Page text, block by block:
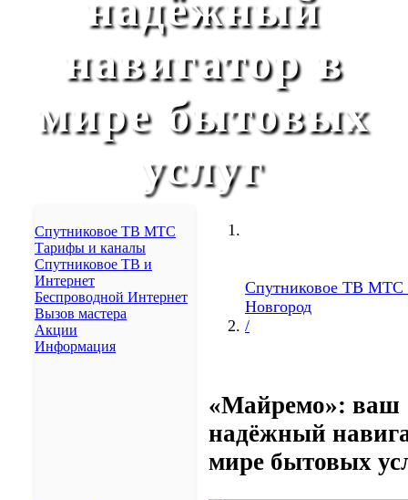
Реутов
Пушкино
Ноябрьск
Ачинск
Бердск
Арзамас
Елец
Сергиев Посад
Новокуйбышевск
Железногорск
Михайловск
Изобильный
Невинномысск
Кочубеевское
Донское
Грачёвка
навигатор в
мире бытовых
услуг
Спутниковое ТВ МТС
Тарифы и каналы
Спутниковое ТВ и
Интернет
Беспроводной Интернет
Вызов мастера
Акции
Информация
Спутниковое ТВ
Новгород
/
«Майремо»: ваш
надёжный
мире бытовых